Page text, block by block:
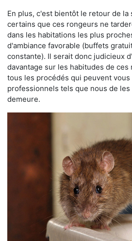
En plus, c'est bientôt le retour de
certains que ces rongeurs ne
dans les habitations les plus
d'ambiance favorable (buffets
constante). Il serait donc judicieux
davantage sur les habitudes de ces
tous les procédés qui peuvent
professionnels tels que nous de
demeure.